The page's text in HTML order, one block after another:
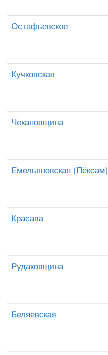
Остафьевское
Кучковская
Чекановщина
Емельяновская (Пёксам)
Красава
Рудаковщина
Беляевская